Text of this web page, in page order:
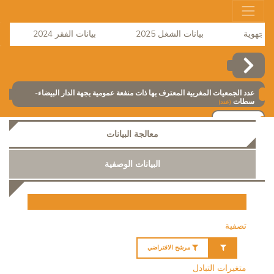
بيانات الشغل 2025 بيانات الفقر 2024
عدد الجمعيات المغربية المعترف بها ذات منفعة عمومية بجهة الدار البيضاء-
سطات (عدد)
معالجة البيانات
البيانات الوصفية
تصفية
مرشح الافتراضي
متغيرات التبادل